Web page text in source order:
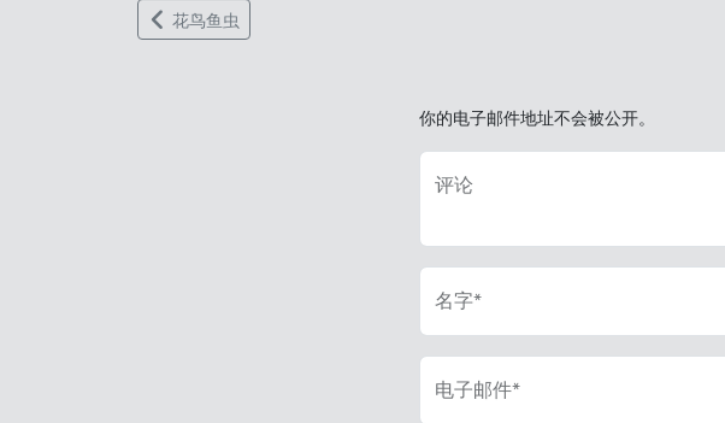
花鸟鱼虫
你的电子邮件地址不会被公开。
评论
名字*
电子邮件*